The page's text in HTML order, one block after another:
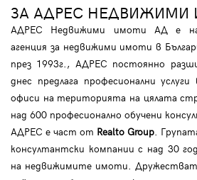
ЗА АДРЕС НЕДВИЖИМИ
АДРЕС Недвижими имоти АД е
агенция за недвижими имоти в
през 1993г., АДРЕС постоянно
днес предлага професионални
офиси на територията на цялата
над 600 професионално обучени
АДРЕС е част от Realto Group.
консултантски компании с над 30
на недвижимите имоти.